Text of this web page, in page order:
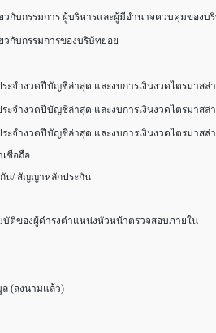
วกับกรรมการ ผู้บริหารและผู้มีอำนาจควบคุมของบ
วกับกรรมการของบริษัทย่อย
ำงวดปีบัญชีล่าสุด และงบการเงินงวดไตรมาสล่า
ำงวดปีบัญชีล่าสุด และงบการเงินงวดไตรมาสล่า
จำงวดปีบัญชีล่าสุด และงบการเงินงวดไตรมาสล่
ชื่อถือ
น/ สัญญาหลักประกัน
ของผู้ดำรงตำแหน่งหัวหน้าตรวจสอบภายใน
(ลงนามแล้ว)